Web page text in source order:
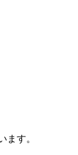
ます。